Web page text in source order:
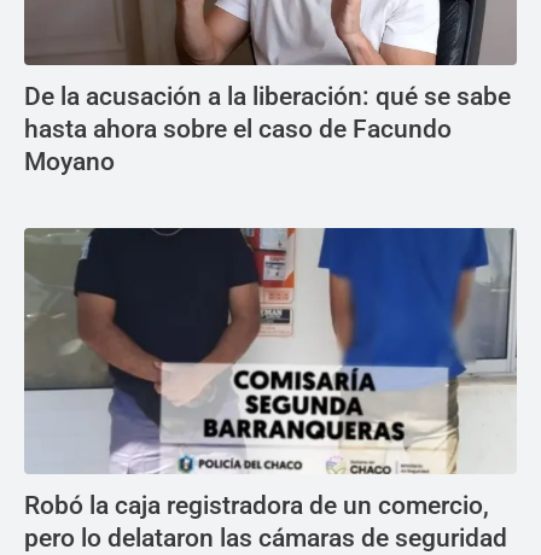
De la acusación a la liberación: qué se sabe
hasta ahora sobre el caso de Facundo
Moyano
Robó la caja registradora de un comercio,
pero lo delataron las cámaras de seguridad